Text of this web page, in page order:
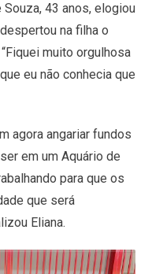
Souza, 43 anos, elogiou
na filha o
muito orgulhosa
eu não conhecia que
agora angariar fundos
em um Aquário de
para que os
que será
Eliana.